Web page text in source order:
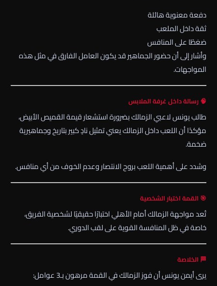
دفعة معنوية هائلة
ثقة داخل الملعب
ضغطًا على المنافس
وأشار إلى أن حضور الجماهير قد يكون العامل الفارق في مثل هذه
المواجهات.
🧠 رسالة داخل غرفة الملابس
طالب يونس لاعبي الزمالك بضرورة استشعار قيمة القميص الأبيض،
مؤكدًا أن اللعب داخلالزمالكيعني تمثيل نادٍ كبير بتاريخ وجماهيرية
ضخمة.
وشدد على أهمية اللعب بروح الانتصار وعدم الخوف من أي منافس.
🎯 القمة اختبار الشخصية
تُعد مواجهةالزمالكأمامالأهلياختبارًا حقيقيًا لشخصية الفريق،
خاصة في ظل المنافسة القوية على لقب الدوري.
🏁 الخلاصة
يرىأيمن يونسأن فوز الزمالك في القمة مرهون بـ3 عوامل: